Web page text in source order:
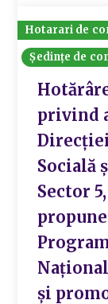
Hotarari de
Ședințe de
privind
Socială
Sector
și